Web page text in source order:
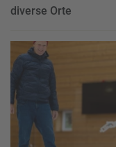
diverse Orte
Event